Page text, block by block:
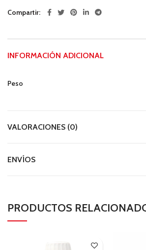
Compartir
INFORMACIÓN ADICIONAL
Peso
VALORACIONES (0)
ENVÍOS
PRODUCTOS